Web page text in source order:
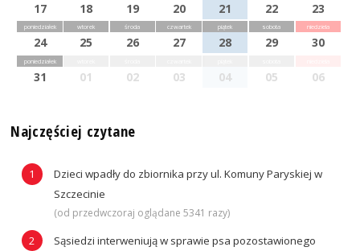
17 18 19 20 21 22 23
poniedziałek
24
wtorek
25
środa
26
czwartek
27
piątek
28
sobota
29
niedziela
30
poniedziałek
31 01 02 03 04 05 06
Najczęściej czytane
Dzieci wpadły do zbiornika przy ul. Komuny Paryskiej w
Szczecinie
(od przedwczoraj oglądane 5341 razy)
Sąsiedzi interweniują w sprawie psa pozostawionego